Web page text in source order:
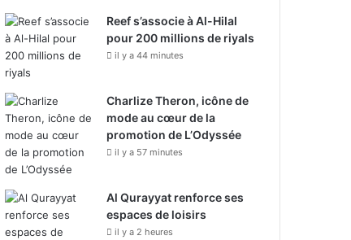
Reef s’associe à Al-Hilal
pour 200 millions de riyals
il y a 44 minutes
Charlize Theron, icône de
mode au cœur de la
promotion de L’Odyssée
il y a 57 minutes
Al Qurayyat renforce ses
espaces de loisirs
il y a 2 heures